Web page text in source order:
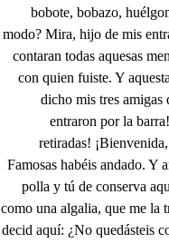
bobote, bobazo,
modo? Mira, hijo de mis
contaran todas aquesas
con quien fuiste. Y
dicho mis tres amigas
entraron por la
retiradas!
Famosas habéis andado. Y
polla y tú de conserva
como una algalia, que me la
decid aquí: ¿No quedásteis